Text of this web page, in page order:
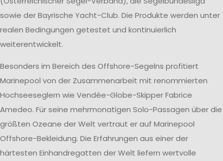
sowie der Bayrische Yacht-Club. Die Produkte werden unter
realen Bedingungen getestet und kontinuierlich
weiterentwickelt.
Besonders im Bereich des Offshore-Segelns profitiert
Marinepool von der Zusammenarbeit mit renommierten
Hochseeseglern wie Vendée-Globe-Skipper Fabrice
Amedeo. Für seine mehrmonatigen Solo-Passagen über die
größten Ozeane der Welt vertraut er auf Marinepool
Offshore-Bekleidung. Die Erfahrungen aus einer der
härtesten Einhandregatten der Welt liefern wertvolle